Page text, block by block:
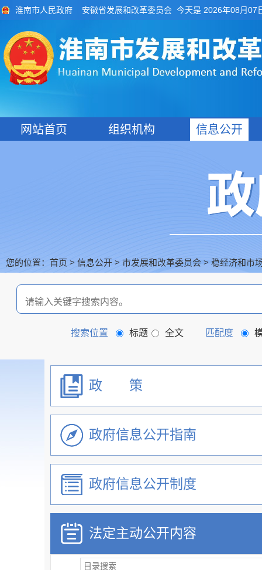
淮南市人民政府 安徽省发展和改革委员会 今天是 2026年08月07
网站首页 组织机构 信息公开
您的位置： 首页 > 信息公开 > 市发展和改革委员会 > 稳经济和市
搜索位置 标题 全文 匹配度
政 策
政府信息公开指南
政府信息公开制度
法定主动公开内容
机关简介
重大行政决策预公开
清单公开
行政权力运行